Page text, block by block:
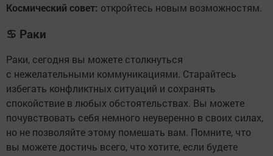
Космический совет: откройтесь новым возможностям.
♋ Раки
Раки, сегодня вы можете столкнуться
с нежелательными коммуникациями. Старайтесь
избегать конфликтных ситуаций и сохранять
спокойствие в любых обстоятельствах. Вы можете
почувствовать себя немного неуверенно в своих силах,
но не позволяйте этому помешать вам. Помните, что
вы можете достичь всего, что хотите, если будете